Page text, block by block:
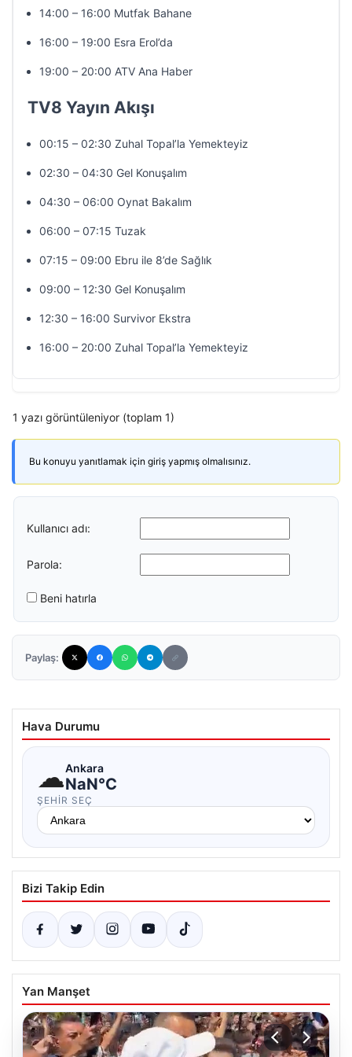
14:00 – 16:00 Mutfak Bahane
16:00 – 19:00 Esra Erol’da
19:00 – 20:00 ATV Ana Haber
TV8 Yayın Akışı
00:15 – 02:30 Zuhal Topal’la Yemekteyiz
02:30 – 04:30 Gel Konuşalım
04:30 – 06:00 Oynat Bakalım
06:00 – 07:15 Tuzak
07:15 – 09:00 Ebru ile 8’de Sağlık
09:00 – 12:30 Gel Konuşalım
12:30 – 16:00 Survivor Ekstra
16:00 – 20:00 Zuhal Topal’la Yemekteyiz
1 yazı görüntüleniyor (toplam 1)
Bu konuyu yanıtlamak için giriş yapmış olmalısınız.
Kullanıcı adı:
Parola:
Beni hatırla
Paylaş:
Hava Durumu
☁Ankara
NaN°C
ŞEHIR SEÇ
Bizi Takip Edin
Yan Manşet